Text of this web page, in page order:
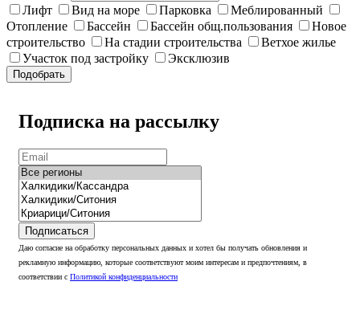
Лифт
Вид на море Парковка
Меблированный
Отопление
Бассейн Бассейн общ.пользования
Новое
строительство
На стадии строительства
Ветхое жилье
Участок под застройку
Эксклюзив
Подобрать
Подписка на рассылку
Подписаться
Даю согласие на обработку персональных данных и хотел бы получать обновления и
рекламную информацию, которые соответствуют моим интересам и предпочтениям, в
соответствии с Политикой конфиденциальности